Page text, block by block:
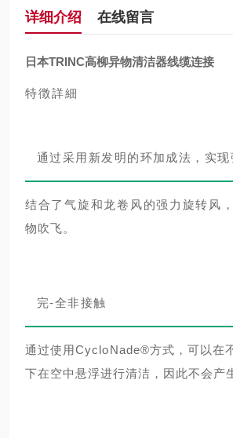
详细介绍 在线留言
日本TRINC高柳异物清洁器线缆连接
特徴詳細
通过采用新发明的环加成法，实现
结合了气旋和龙卷风的强力旋转风
物吹飞。
完-全非接触
通过使用CycloNade®方式，可以在
下在空中悬浮进行清洁，因此不会产